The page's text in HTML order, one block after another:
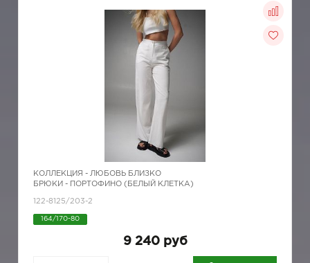
КОЛЛЕКЦИЯ - ЛЮБОВЬ БЛИЗКО
БРЮКИ - ПОРТОФИНО (БЕЛЫЙ КЛЕТКА)
122-8125/203-2
164/170-80
9 240 руб